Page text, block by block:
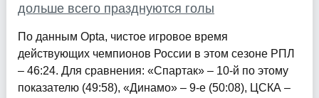
дольше всего празднуются голы
По данным Opta, чистое игровое время
действующих чемпионов России в этом сезоне РПЛ
– 46:24. Для сравнения: «Спартак» – 10-й по этому
показателю (49:58), «Динамо» – 9-е (50:08), ЦСКА –